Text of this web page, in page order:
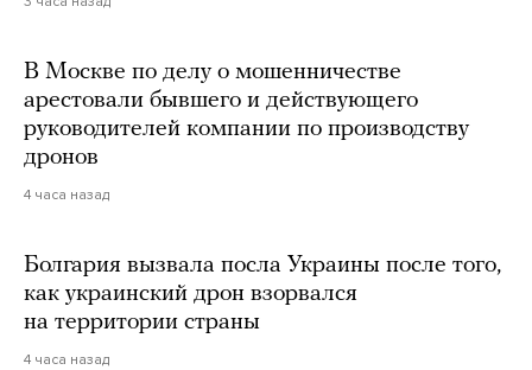
В Москве по делу о мошенничестве
арестовали бывшего и действующего
руководителей компании по производству
дронов
4 часа назад
Болгария вызвала посла Украины после того,
как украинский дрон взорвался
на территории страны
4 часа назад